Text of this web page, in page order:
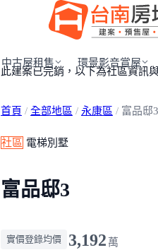
中古屋租售 環景影音賞屋
此建案已完銷，以下為社區資訊
首頁 / 全部地區 / 永康區 / 富品邸3
社區 電梯別墅
富品邸3
實價登錄均價 3,192 萬